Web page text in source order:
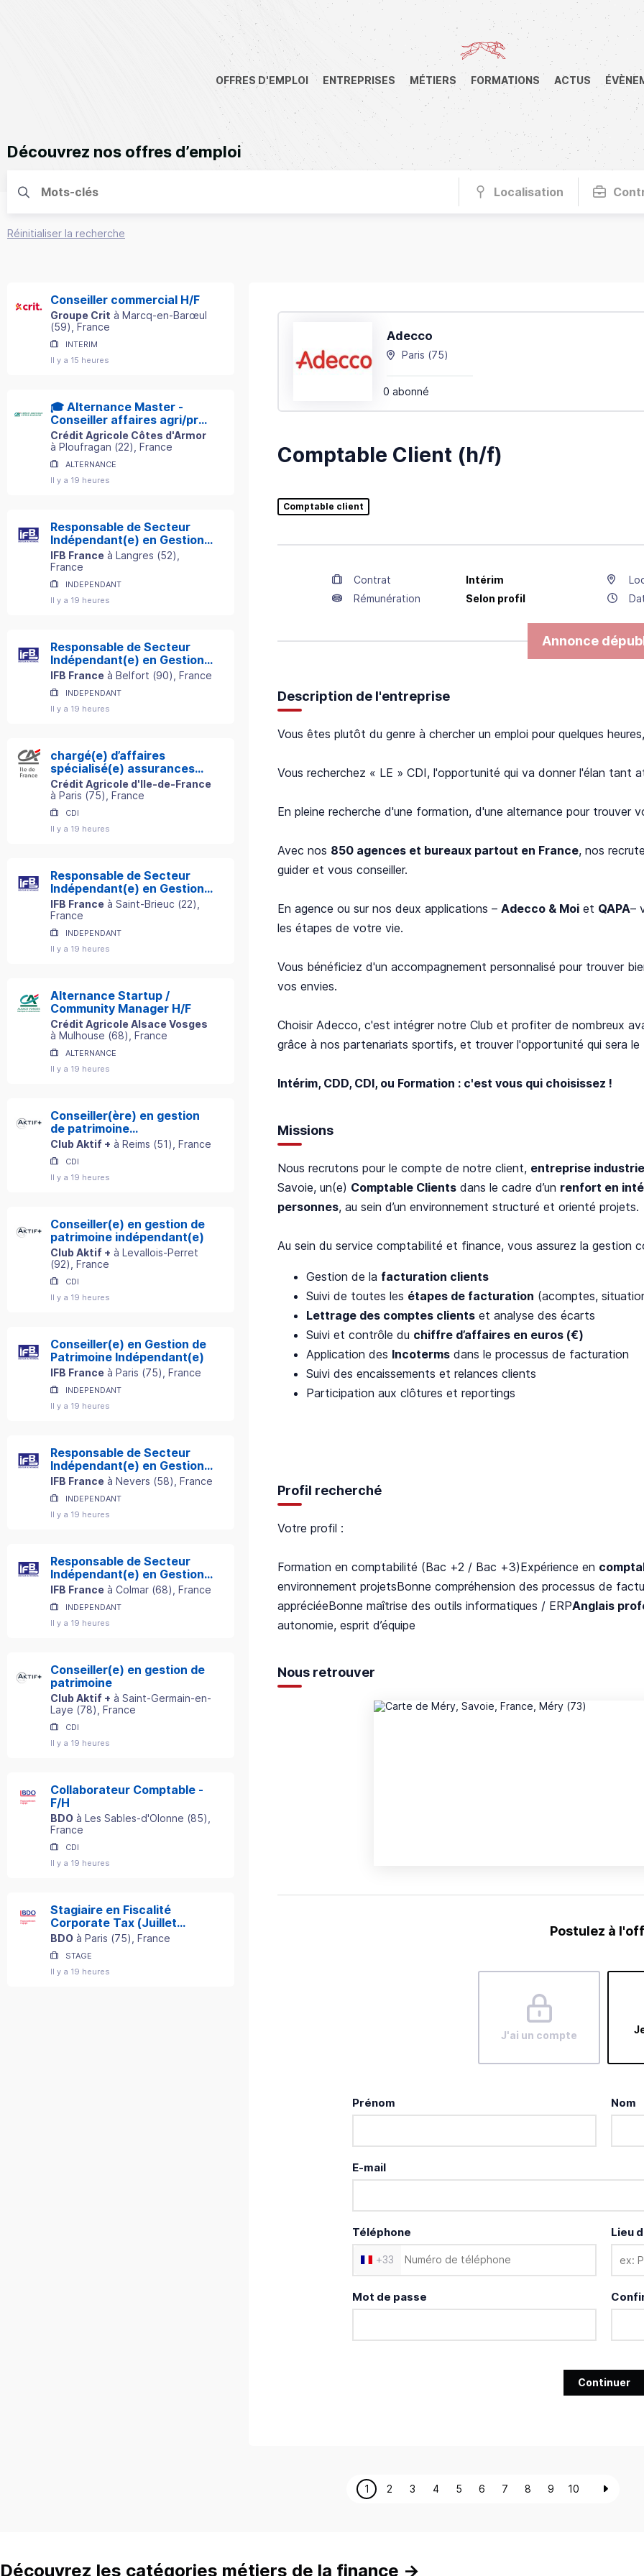
OFFRES D'EMPLOI ENTREPRISES MÉTIERS FORMATIONS ACTUS
Découvrez nos offres d’emploi
Localisation
Réinitialiser la recherche
Conseiller commercial H/F
Groupe Crit à Marcq-en-Barœul
(59) , France
INTERIM
Il y a 15 heures
🎓 Alternance Master -
Conseiller affaires agri/pro
H/F
Crédit Agricole Côtes d'Armor
à Ploufragan (22) , France
ALTERNANCE
Il y a 19 heures
Responsable de Secteur
Indépendant(e) en Gestion
de Patrimoine
IFB France à Langres (52)
France
INDEPENDANT
Il y a 19 heures
Responsable de Secteur
Indépendant(e) en Gestion
de Patrimoine
IFB France à Belfort (90) , France
INDEPENDANT
Il y a 19 heures
chargé(e) d’affaires
spécialisé(e) assurances
professionnelles h/f
Crédit Agricole d'Ile-de-France
à Paris (75) , France
CDI
Il y a 19 heures
Responsable de Secteur
Indépendant(e) en Gestion
de Patrimoine
IFB France à Saint-Brieuc (22)
France
INDEPENDANT
Il y a 19 heures
Alternance Startup /
Community Manager H/F
Crédit Agricole Alsace Vosges
à Mulhouse (68) , France
ALTERNANCE
Il y a 19 heures
Conseiller(ère) en gestion
de patrimoine
indépendant(e)
Club Aktif + à Reims (51) , France
CDI
Il y a 19 heures
Conseiller(e) en gestion de
patrimoine indépendant(e)
Club Aktif + à Levallois-Perret
(92) , France
CDI
Il y a 19 heures
Conseiller(e) en Gestion de
Patrimoine Indépendant(e)
IFB France à Paris (75) , France
INDEPENDANT
Il y a 19 heures
Responsable de Secteur
Indépendant(e) en Gestion
de Patrimoine
IFB France à Nevers (58) , France
INDEPENDANT
Il y a 19 heures
Responsable de Secteur
Indépendant(e) en Gestion
de Patrimoine
IFB France à Colmar (68) , France
INDEPENDANT
Il y a 19 heures
Conseiller(e) en gestion de
patrimoine
Club Aktif + à Saint-Germain-en-
Laye (78) , France
CDI
Il y a 19 heures
Collaborateur Comptable -
F/H
BDO à Les Sables-d'Olonne (85)
France
CDI
Il y a 19 heures
Stagiaire en Fiscalité
Corporate Tax (Juillet
2027) - F/H
BDO à Paris (75) , France
STAGE
Il y a 19 heures
Adecco
Paris (75)
0 abonné
Comptable Client (h/f)
Comptable client
Contrat Intérim
Rémunération
Selon profil
Annonce
Description de l'entreprise
Vous êtes plutôt du genre à chercher un emploi pour quelques
Vous recherchez « LE » CDI, l'opportunité qui va donner l'élan tant
En pleine recherche d'une formation, d'une alternance pour trouver
Avec nos 850 agences et bureaux partout en France, nos
guider et vous conseiller.
En agence ou sur nos deux applications – Adecco & Moi et QAPA–
les étapes de votre vie.
Vous bénéficiez d'un accompagnement personnalisé pour trouver
vos envies.
Choisir Adecco, c'est intégrer notre Club et profiter de nombreux
grâce à nos partenariats sportifs, et trouver l'opportunité qui sera le
Intérim, CDD, CDI, ou Formation : c'est vous qui choisissez !
Missions
Nous recrutons pour le compte de notre client, entreprise
Savoie, un(e) Comptable Clients dans le cadre d’un renfort en
personnes, au sein d’un environnement structuré et orienté projets.
Au sein du service comptabilité et finance, vous assurez la gestion
Gestion de la facturation clients
Suivi de toutes les étapes de facturation (acomptes,
Lettrage des comptes clients et analyse des écarts
Suivi et contrôle du chiffre d’affaires en euros (€)
Application des Incoterms dans le processus de facturation
Suivi des encaissements et relances clients
Participation aux clôtures et reportings
Profil recherché
Votre profil :
Formation en comptabilité (Bac +2 / Bac +3)Expérience en
environnement projetsBonne compréhension des processus de
appréciéeBonne maîtrise des outils informatiques / ERPAnglais
autonomie, esprit d’équipe
Nous retrouver
Postulez à
J'ai un compte
Prénom Nom
E-mail
Téléphone
+33
Lieu
Mot de passe
Continuer
1 2 3 4 5 6 7 8 9 10
Découvrez les catégories métiers de la finance →